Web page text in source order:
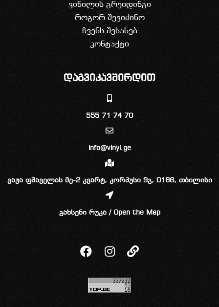
ვინილის გრეიდინგი
როგორ შევიძინო
ჩვენს შესახებ
კონტაქტი
დაგვიკავშირდით
555 71 74 70
info@vinyl.ge
ვაჟა ფშაველას მე-2 კვარტ, კორპუსი 9გ, 0186, თბილისი
გახსენი რუკა / Open the Map